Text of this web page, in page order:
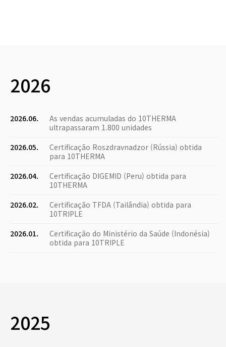
2026
2026.06.
As vendas acumuladas do 10THERMA
ultrapassaram 1.800 unidades
2026.05.
Certificação Roszdravnadzor (Rússia) obtida
para 10THERMA
2026.04.
Certificação DIGEMID (Peru) obtida para
10THERMA
2026.02.
Certificação TFDA (Tailândia) obtida para
10TRIPLE
2026.01.
Certificação do Ministério da Saúde (Indonésia)
obtida para 10TRIPLE
2025